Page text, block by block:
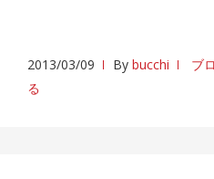
2013/03/09 By bucchi ブ
る